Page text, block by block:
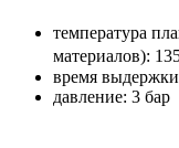
температура
материалов):
время
давление: 3 бар